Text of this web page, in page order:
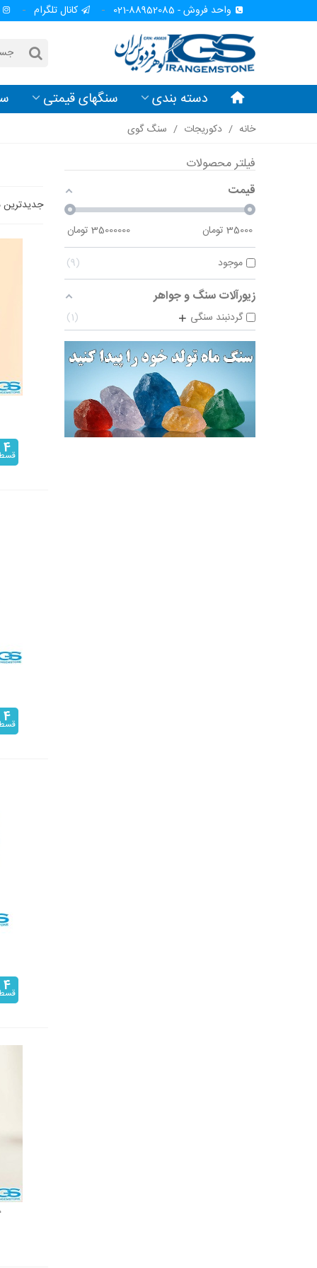
واحد فروش - 88952085-021 کانال تلگرام
دسته بندی سنگهای قیمتی
خانه / دکوریجات / سنگ گوی
فیلتر محصولات
قیمت
35000 تومان 35000000 تومان
موجود
9
زیورآلات سنگ و جواهر
گردنبند سنگی +
1
4
4
4